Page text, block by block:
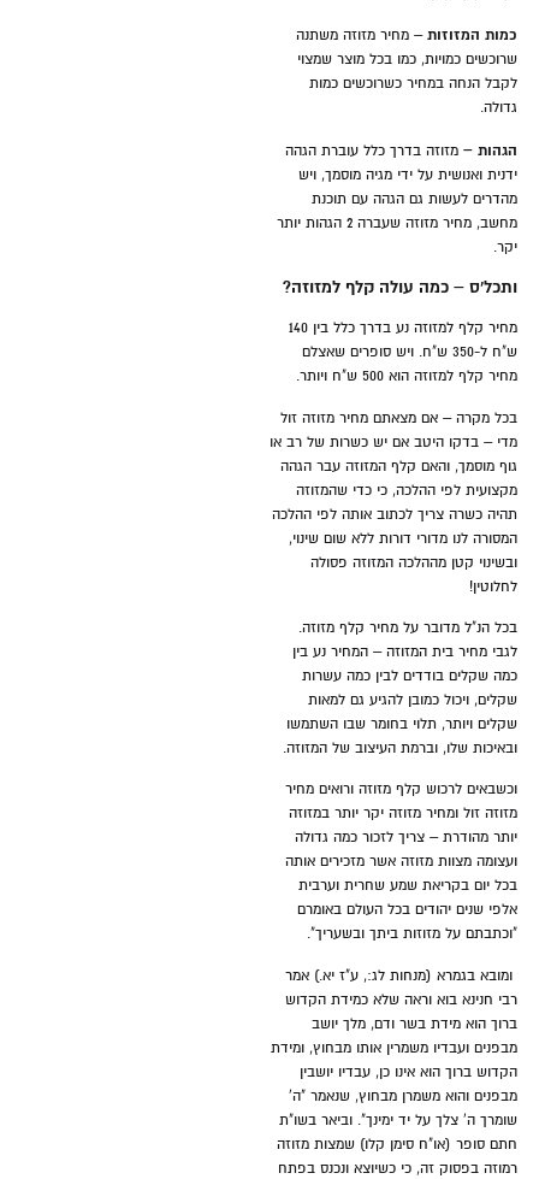
כמות המזוזות– מחיר מזוזה משתנה
שרוכשים כמויות, כמו בכל מוצר שמצוי
לקבל הנחה במחיר כשרוכשים כמות
גדולה.
הגהות – מזוזה בדרך כלל עוברת הגהה
ידנית ואנושית על ידי מגיה מוסמך, ויש
מהדרים לעשות גם הגהה עם תוכנת
מחשב, מחיר מזוזה שעברה 2 הגהות יותר
יקר.
ותכל'ס – כמה עולה קלף למזוזה?
מחיר קלף למזוזה נע בדרך כלל בין 140
ש"ח ל-350 ש"ח. ויש סופרים שאצלם
מחיר קלף למזוזה הוא 500 ש"ח ויותר.
בכל מקרה – אם מצאתם מחיר מזוזה זול
מדי – בדקו היטב אם יש כשרות של רב או
גוף מוסמך, והאם קלף המזוזה עבר הגהה
מקצועית לפי ההלכה, כי כדי שהמזוזה
תהיה כשרה צריך לכתוב אותה לפי ההלכה
המסורה לנו מדורי דורות ללא שום שינוי,
ובשינוי קטן מההלכה המזוזה פסולה
לחלוטין!
בכל הנ"ל מדובר על מחיר קלף מזוזה.
לגבי מחיר בית המזוזה – המחיר נע בין
כמה שקלים בודדים לבין כמה עשרות
שקלים, ויכול כמובן להגיע גם למאות
שקלים ויותר, תלוי בחומר שבו השתמשו
ובאיכות שלו, וברמת העיצוב של המזוזה.
וכשבאים לרכוש קלף מזוזה ורואים מחיר
מזוזה זול ומחיר מזוזה יקר יותר במזוזה
יותר מהודרת – צריך לזכור כמה גדולה
ועצומה מצוות מזוזה אשר מזכירים אותה
בכל יום בקריאת שמע שחרית וערבית
אלפי שנים יהודים בכל העולם באומרם
"וכתבתם על מזוזות ביתך ובשעריך".
ומובא בגמרא (מנחות לג:, ע"ז יא.) אמר
רבי חנינא בוא וראה שלא כמידת הקדוש
ברוך הוא מידת בשר ודם, מלך יושב
מבפנים ועבדיו משמרין אותו מבחוץ, ומידת
הקדוש ברוך הוא אינו כן, עבדיו יושבין
מבפנים והוא משמרן מבחוץ, שנאמר "ה'
שומרך ה' צלך על יד ימינך". וביאר בשו"ת
חתם סופר (או"ח סימן קלו) שמצות מזוזה
רמוזה בפסוק זה, כי כשיוצא ונכנס בפתח